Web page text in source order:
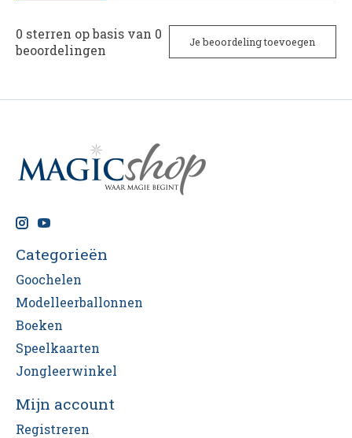
0 sterren op basis van 0
beoordelingen
Je beoordeling toevoegen
Categorieën
Goochelen
Modelleerballonnen
Boeken
Speelkaarten
Jongleerwinkel
Mijn account
Registreren